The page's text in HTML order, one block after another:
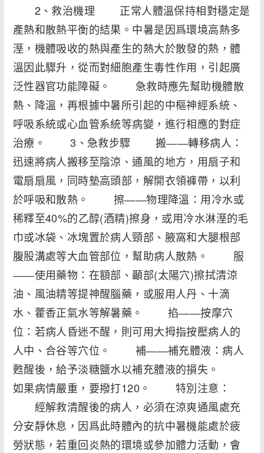
2、救治機理 正常人體溫保持相對穩定是
產熱和散熱平衡的結果。中暑是因爲環境高熱多
溼，機體吸收的熱與產生的熱大於散發的熱，體
溫因此驟升，從而對細胞產生毒性作用，引起廣
泛性器官功能障礙。 急救時應先幫助機體散
熱、降溫，再根據中暑所引起的中樞神經系統、
呼吸系統或心血管系統等病變，進行相應的對症
治療。 3、急救步驟 搬――轉移病人：
迅速將病人搬移至陰涼、通風的地方，用扇子和
電扇扇風，同時墊高頭部，解開衣領褲帶，以利
於呼吸和散熱。 擦――物理降溫：用冷水或
稀釋至40%的乙醇(酒精)擦身，或用冷水淋溼的毛
巾或冰袋、冰塊置於病人頸部、腋窩和大腿根部
腹股溝處等大血管部位，幫助病人散熱。 服
――使用藥物：在額部、顳部(太陽穴)擦拭清涼
油、風油精等提神醒腦藥，或服用人丹、十滴
水、藿香正氣水等解暑藥。 掐――按摩穴
位：若病人昏迷不醒，則可用大拇指按壓病人的
人中、合谷等穴位。 補――補充體液：病人
甦醒後，給予淡糖鹽水以補充體液的損失。
如果病情嚴重，要撥打120。 特別注意：
經解救清醒後的病人，必須在涼爽通風處充
分安靜休息，因爲此時體內的抗中暑機能處於疲
勞狀態，若重回炎熱的環境或參加體力活動，會